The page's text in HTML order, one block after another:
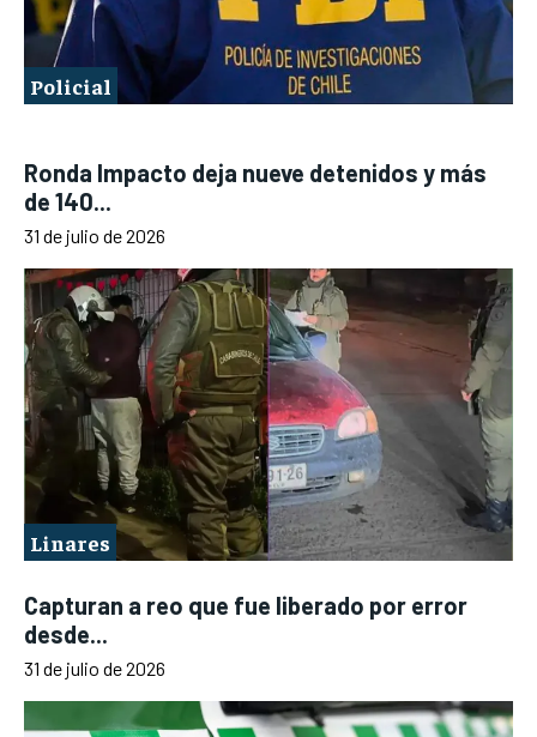
Policial
Ronda Impacto deja nueve detenidos y más
de 140...
31 de julio de 2026
Linares
Capturan a reo que fue liberado por error
desde...
31 de julio de 2026